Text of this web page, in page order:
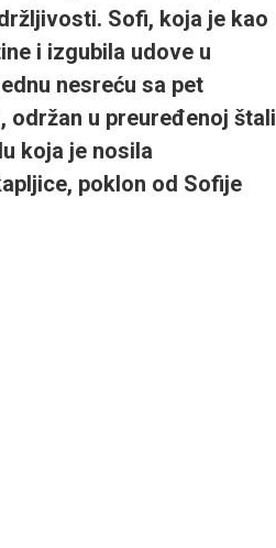
Sofi, koja je kao
i izgubila udove u
nesreću sa pet
održan u preuređenoj štali
koja je nosila
poklon od Sofije